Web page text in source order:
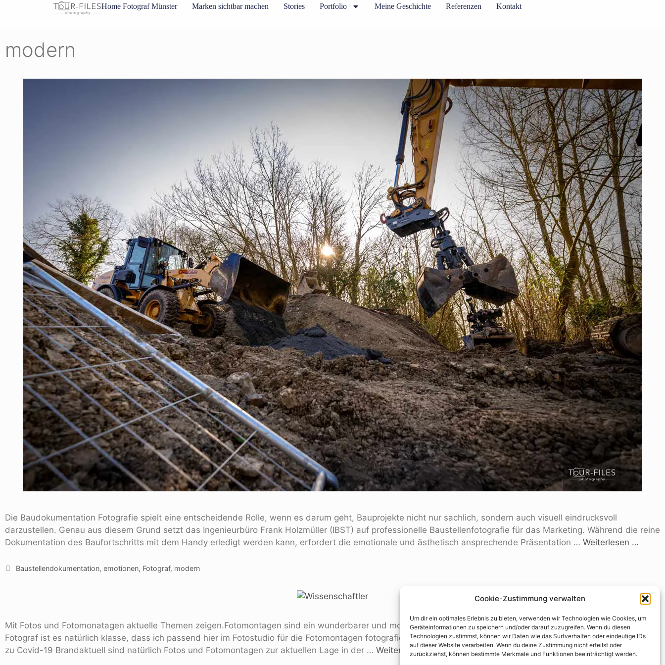
Cookie-Zustimmung verwalten
Um dir ein optimales Erlebnis zu bieten, verwenden wir Technologien wie Cookies, um
Geräteinformationen zu speichern und/oder darauf zuzugreifen. Wenn du diesen
Technologien zustimmst, können wir Daten wie das Surfverhalten oder eindeutige IDs
auf dieser Website verarbeiten. Wenn du deine Zustimmung nicht erteilst oder
zurückziehst, können bestimmte Merkmale und Funktionen beeinträchtigt werden.
Home Fotograf Münster Marken sichtbar machen Stories Portfolio Meine Geschichte Referenzen Kontakt
modern
Die Baudokumentation Fotografie spielt eine entscheidende Rolle, wenn es darum geht, Bauprojekte nicht nur sachlich, sondern auch visuell eindrucksvoll
darzustellen. Genau aus diesem Grund setzt das Ingenieurbüro Frank Holzmüller (IBST) auf professionelle Baustellenfotografie für das Marketing. Während die reine
Dokumentation des Baufortschritts mit dem Handy erledigt werden kann, erfordert die emotionale und ästhetisch ansprechende Präsentation … Weiterlesen …
Baustellendokumentation, emotionen, Fotograf, modern
Mit Fotos und Fotomonatagen aktuelle Themen zeigen.Fotomontagen sind ein wunderbarer und moderner Eyecatcher auf Internetseiten und in Prospekten. Als
Fotograf ist es natürlich klasse, dass ich passend hier im Fotostudio für die Fotomontagen fotografieren kann, um die Ideen am besten umzusetzen. Fotomontagen
zu Covid-19 Brandaktuell sind natürlich Fotos und Fotomontagen zur aktuellen Lage in der … Weiterlesen …